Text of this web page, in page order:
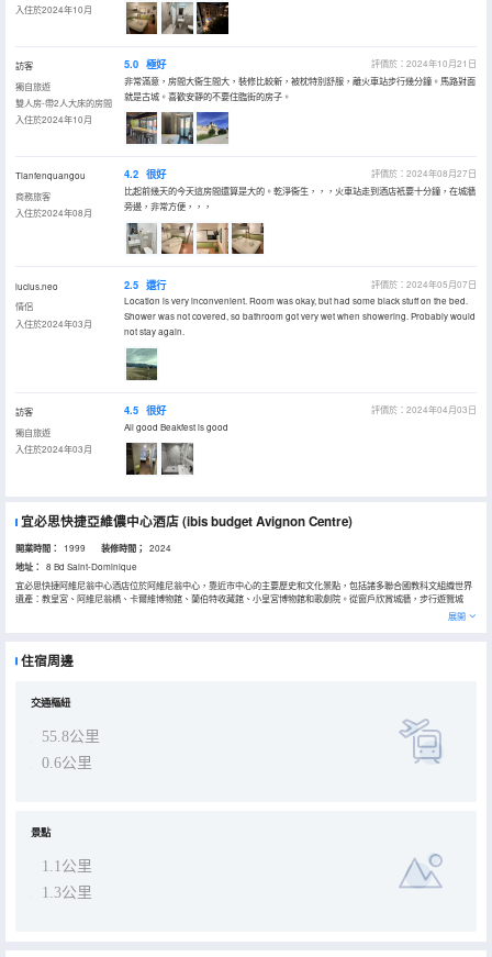
入住於2024年10月
訪客
獨自旅遊
雙人房-帶2人大床的房間
入住於2024年10月
5.0 極好
評價於：2024年10月21日
非常滿意，房間大衞生間大，裝修比較新，被枕特別舒服，離火車站步行幾分鐘。馬路對面
就是古城。喜歡安靜的不要住臨街的房子。
Tianfenquangou
商務旅客
入住於2024年08月
4.2 很好
評價於：2024年08月27日
比起前幾天的今天這房間還算是大的。乾淨衞生，，，火車站走到酒店衹要十分鐘，在城牆
旁邊，非常方便，，，
lucius.neo
情侶
入住於2024年03月
2.5 還行
評價於：2024年05月07日
Location is very inconvenient. Room was okay, but had some black stuff on the bed.
Shower was not covered, so bathroom got very wet when showering. Probably would
not stay again.
訪客
獨自旅遊
入住於2024年03月
4.5 很好
評價於：2024年04月03日
All good Beakfest is good
宜必思快捷亞維儂中心酒店(ibis budget Avignon Centre)
開業時間： 1999 装修時間； 2024
地址：
8 Bd Saint-Dominique
宜必思快捷阿維尼翁中心酒店位於阿維尼翁中心，靠近市中心的主要歷史和文化景點，包括諸多聯合國教科文組織世界
遺產：教皇宮、阿維尼翁橋、卡爾維博物館、蘭伯特收藏館、小皇宮博物館和歌劇院。從窗戶欣賞城牆，步行遊覽城
展開
住宿周邊
交通樞紐
55.8公里
0.6公里
景點
1.1公里
1.3公里